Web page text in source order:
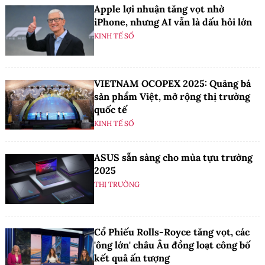
Apple lợi nhuận tăng vọt nhờ
iPhone, nhưng AI vẫn là dấu hỏi lớn
KINH TẾ SỐ
VIETNAM OCOPEX 2025: Quảng bá
sản phẩm Việt, mở rộng thị trường
quốc tế
KINH TẾ SỐ
ASUS sẵn sàng cho mùa tựu trường
2025
THỊ TRƯỜNG
Cổ Phiếu Rolls-Royce tăng vọt, các
'ông lớn' châu Âu đồng loạt công bố
kết quả ấn tượng